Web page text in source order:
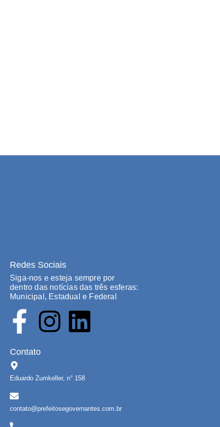
Redes Sociais
Siga-nos e esteja sempre por
dentro das notícias das três esferas:
Municipal, Estadual e Federal
Contato
Eduardo Zumkeller, n° 158
contato@prefeitosegovernantes.com.br